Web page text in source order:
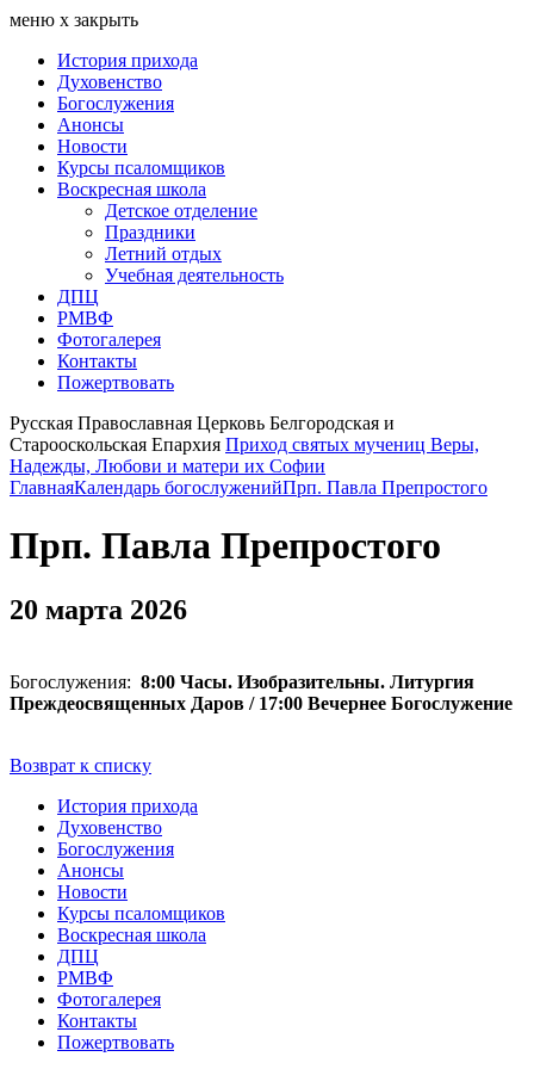
меню х закрыть
История прихода
Духовенство
Богослужения
Анонсы
Новости
Курсы псаломщиков
Воскресная школа
Детское отделение
Праздники
Летний отдых
Учебная деятельность
ДПЦ
РМВФ
Фотогалерея
Контакты
Пожертвовать
Русская Православная Церковь Белгородская и
Старооскольская Епархия Приход святых мучениц Веры,
Надежды, Любови и матери их Софии
ГлавнаяКалендарь богослуженийПрп. Павла Препростого
Прп. Павла Препростого
20 марта 2026
Богослужения: 8:00 Часы. Изобразительны. Литургия
Преждеосвященных Даров / 17:00 Вечернее Богослужение
Возврат к списку
История прихода
Духовенство
Богослужения
Анонсы
Новости
Курсы псаломщиков
Воскресная школа
ДПЦ
РМВФ
Фотогалерея
Контакты
Пожертвовать